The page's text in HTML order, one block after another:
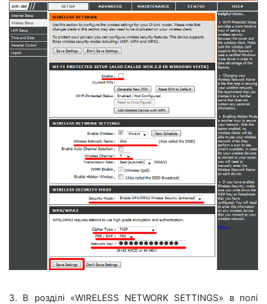
3. В розділі «WIRELESS NETWORK SETTINGS» в полі